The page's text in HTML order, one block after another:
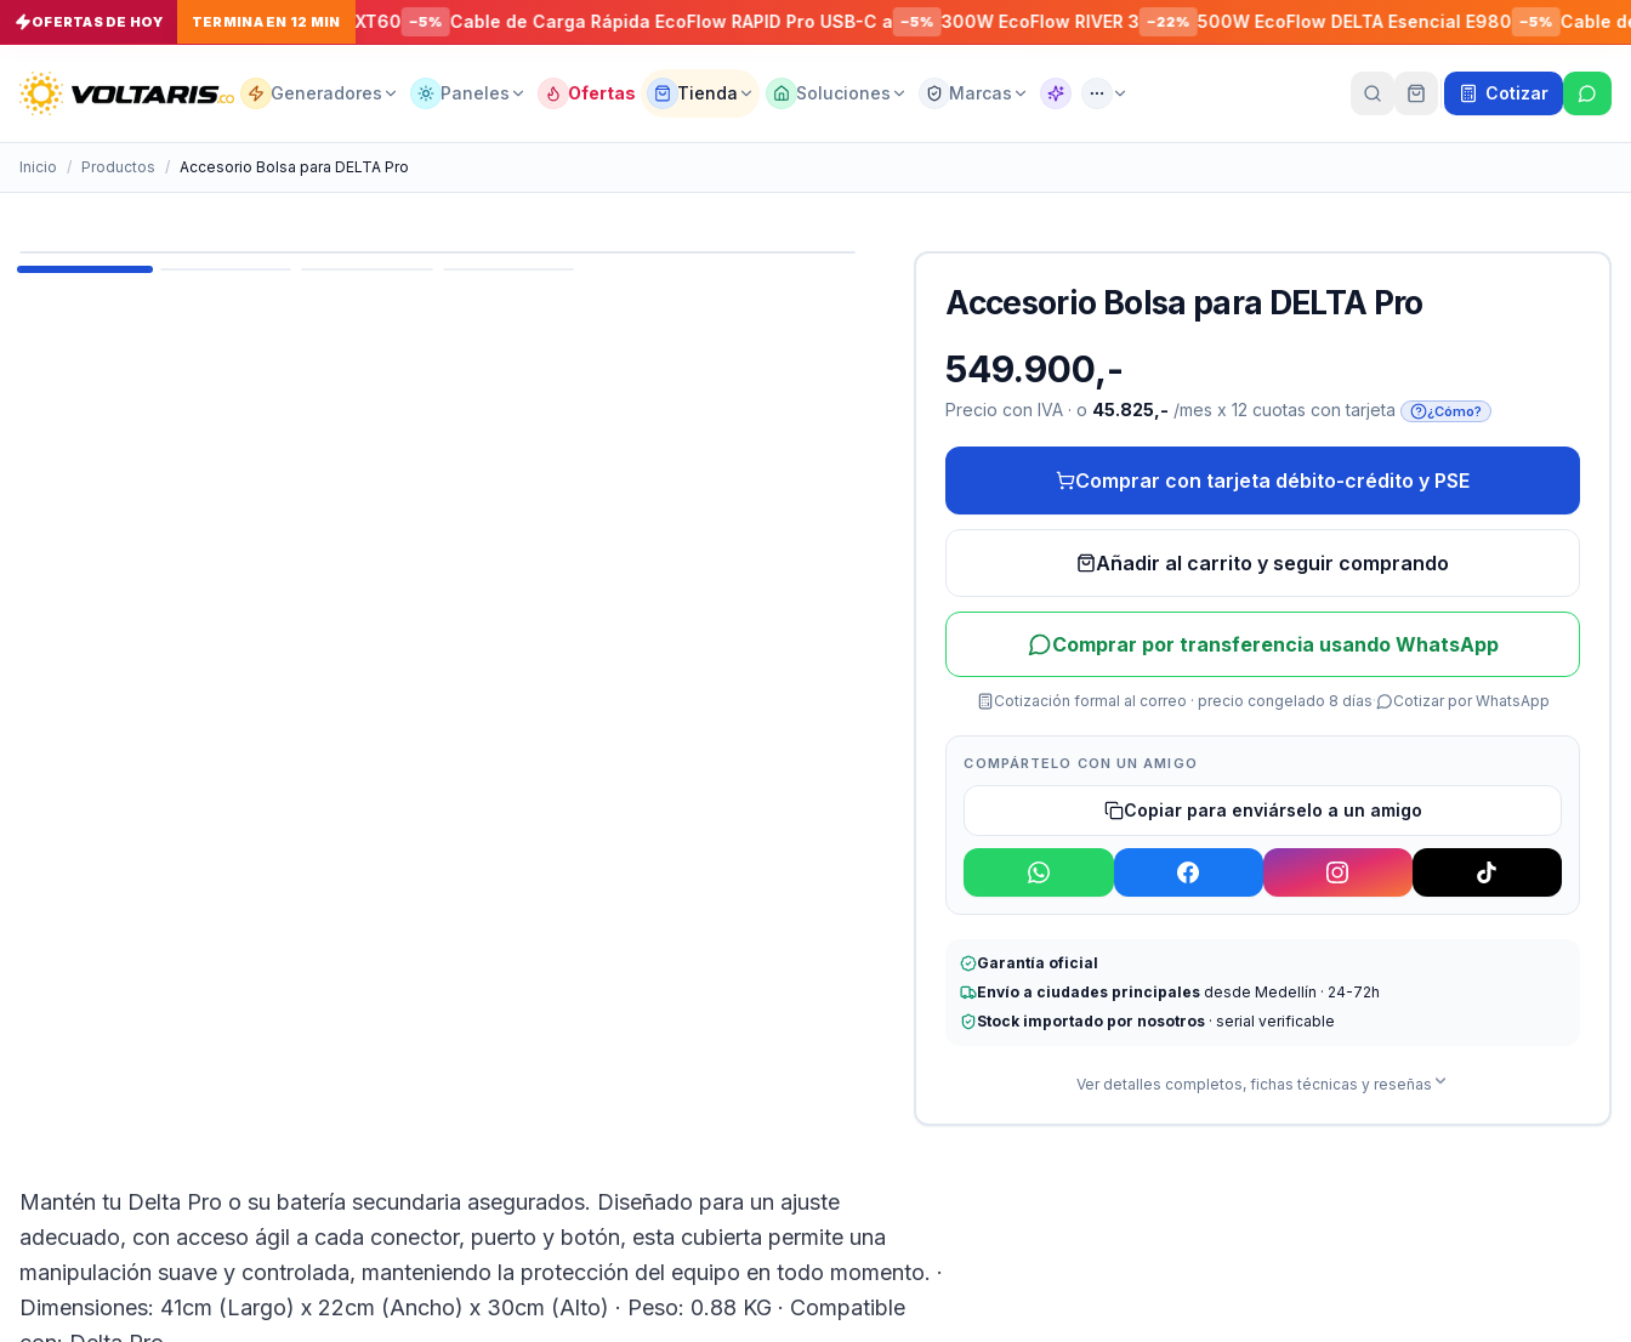
OFERTAS DE HOY TERMINA EN 12 MIN
Para Panel Solar de MC4 A XT60 −5% Cable de Carga Rápida EcoFlow RAPID Pro USB-C a −5% 300W EcoFlow RIVER 3 −22% 500W EcoFlow DELTA Esencial E980 −5% Cable de
Generadores Paneles Ofertas Tienda Soluciones Marcas Asistente Cotizar
Inicio / Productos / Accesorio Bolsa para DELTA Pro
Accesorio Bolsa para DELTA Pro
549.900,-
Precio con IVA · o 45.825,- /mes x 12 cuotas con tarjeta ¿Cómo?
Comprar con tarjeta débito-crédito y PSE
Añadir al carrito y seguir comprando
Comprar por transferencia usando WhatsApp
Cotización formal al correo · precio congelado 8 días· Cotizar por WhatsApp
COMPÁRTELO CON UN AMIGO
Copiar para enviárselo a un amigo
Garantía oficial
Envío a ciudades principales desde Medellín · 24-72h
Stock importado por nosotros · serial verificable
Ver detalles completos, fichas técnicas y reseñas
Mantén tu Delta Pro o su batería secundaria asegurados. Diseñado para un ajuste
adecuado, con acceso ágil a cada conector, puerto y botón, esta cubierta permite una
manipulación suave y controlada, manteniendo la protección del equipo en todo momento. ·
Dimensiones: 41cm (Largo) x 22cm (Ancho) x 30cm (Alto) · Peso: 0.88 KG · Compatible
Tu
Tu
vacío